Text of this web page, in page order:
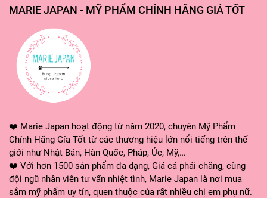
MARIE JAPAN - MỸ PHẨM CHÍNH HÃNG GIÁ TỐT
❤️ Marie Japan hoạt động từ năm 2020, chuyên Mỹ Phẩm
Chính Hãng Gía Tốt từ các thương hiệu lớn nổi tiếng trên thế
giới như Nhật Bản, Hàn Quốc, Pháp, Úc, Mỹ,…
❤️ Với hơn 1500 sản phẩm đa dạng, Giá cả phải chăng, cùng
đội ngũ nhân viên tư vấn nhiệt tình, Marie Japan là nơi mua
sắm mỹ phẩm uy tín, quen thuộc của rất nhiều chị em phụ nữ.